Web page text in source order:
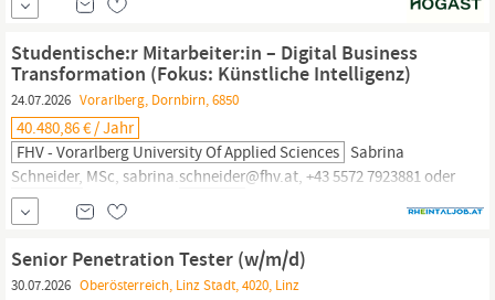
Schneider☺ Benutzung Solarium vergünstigt ☺
Kostenfreie Benützung Spa-Bereiche in ausgewählten
Partnerhotels ☺ Super...
Studentische:r Mitarbeiter:in – Digital Business
Transformation (Fokus: Künstliche Intelligenz)
24.07.2026 Vorarlberg, Dornbirn, 6850
40.480,86 € / Jahr
FHV - Vorarlberg University Of Applied Sciences Sabrina
Schneider, MSc, sabrina.schneider@fhv.at, +43 5572 7923881 oder
Dr. Andreas Mittermeier, BSc MSc, andreas.mittermeier@fhv.at,
+43 5572 792 3882 zur Bewerbung: Frau Freya Rickenbacher, BA,
freya.rickenbacher@fhv.at, +43 5572 7922138 Chancen schaffen &
Zukunft gestalten – bewirb dich jetzt online!
Senior Penetration Tester (w/m/d)
30.07.2026 Oberösterreich, Linz Stadt, 4020, Linz